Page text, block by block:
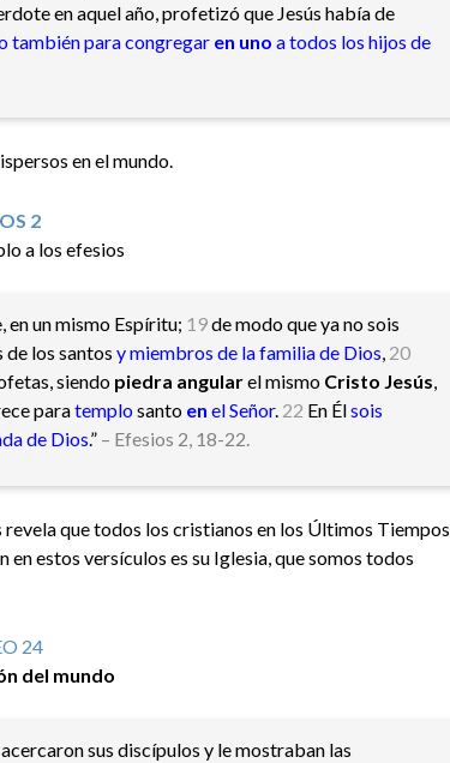
en aquel año, profetizó que Jesús había de
también para congregar en uno a todos los hijos de
en el mundo.
2
a los efesios​
en un mismo Espíritu; 19de modo que ya no sois
los santos y miembros de la familia de Dios, 20
siendo piedra angularel mismo Cristo Jesús,
paratemplosanto en el Señor. 22 En Élsois
de Dios.” – Efesios 2, 18-22.
revela que todos los cristianos en los Últimos Tiempos
estos versículos es su Iglesia, que somos todos
24
del mundo
acercaron sus discípulos y le mostraban las